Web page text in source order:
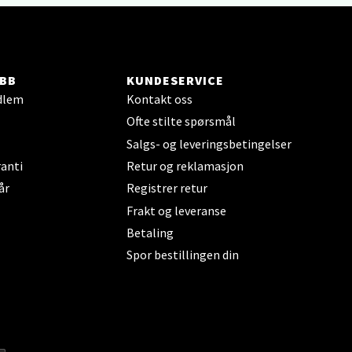
KUNDESERVICE
Kontakt oss
Ofte stilte spørsmål
Salgs- og leveringsbetingelser
Retur og reklamasjon
Registrer retur
Frakt og leveranse
Betaling
Spor bestillingen din